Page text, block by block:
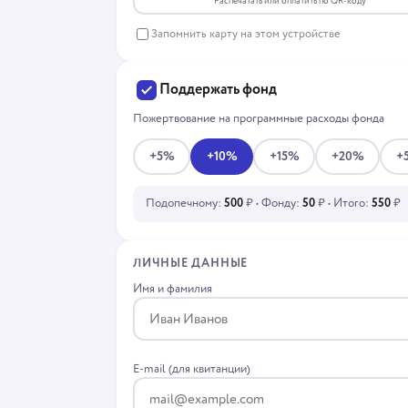
Запомнить карту на этом устройстве
Поддержать фонд
Пожертвование на программные расходы фонда
+5% +10% +15% +20%
Подопечному: 500 ₽ • Фонду: 50 ₽ • Итого: 550 ₽
ЛИЧНЫЕ ДАННЫЕ
Имя и фамилия
E-mail (для квитанции)